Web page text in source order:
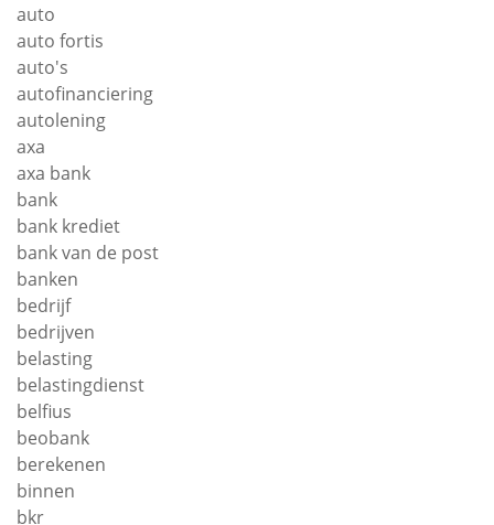
auto
auto fortis
auto's
autofinanciering
autolening
axa
axa bank
bank
bank krediet
bank van de post
banken
bedrijf
bedrijven
belasting
belastingdienst
belfius
beobank
berekenen
binnen
bkr